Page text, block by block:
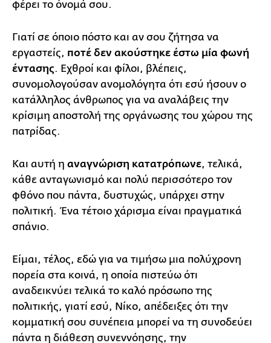
φέρει το όνομά σου.
Γιατί σε όποιο πόστο και αν σου ζήτησα να
εργαστείς, ποτέ δεν ακούστηκε έστω μία φωνή
έντασης. Εχθροί και φίλοι, βλέπεις,
συνομολογούσαν ανομολόγητα ότι εσύ ήσουν ο
κατάλληλος άνθρωπος για να αναλάβεις την
κρίσιμη αποστολή της οργάνωσης του χώρου της
πατρίδας.
Και αυτή η αναγνώριση κατατρόπωνε, τελικά,
κάθε ανταγωνισμό και πολύ περισσότερο τον
φθόνο που πάντα, δυστυχώς, υπάρχει στην
πολιτική. Ένα τέτοιο χάρισμα είναι πραγματικά
σπάνιο.
Είμαι, τέλος, εδώ για να τιμήσω μια πολύχρονη
πορεία στα κοινά, η οποία πιστεύω ότι
αναδεικνύει τελικά το καλό πρόσωπο της
πολιτικής, γιατί εσύ, Νίκο, απέδειξες ότι την
κομματική σου συνέπεια μπορεί να τη συνοδεύει
πάντα η διάθεση συνεννόησης, την